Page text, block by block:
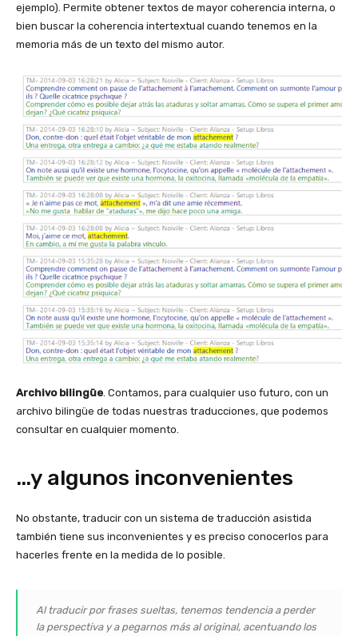
ejemplo). Permite obtener textos de mayor coherencia interna, o
bien buscar la coherencia intertextual cuando tenemos en la
memoria más de un texto del mismo autor.
Archivo bilingüe . Contamos, para cualquier uso futuro, con un
archivo bilingüe de todas nuestras traducciones, que podemos
consultar en cualquier momento.
…y algunos inconvenientes
No obstante, traducir con un sistema de traducción asistida
también tiene sus inconvenientes y es preciso conocerlos para
hacerles frente en la medida de lo posible.
Al traducir por frases sueltas, tenemos tendencia a perder
la perspectiva y a pegarnos más al original, acentuando los